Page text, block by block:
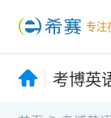
专注
考博英